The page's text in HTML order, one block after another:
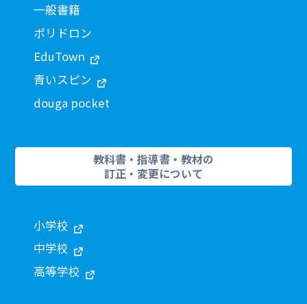
一般書籍
ポリドロン
EduTown
青いスピン
douga pocket
教科書・指導書・教材の
訂正・変更について
小学校
中学校
高等学校